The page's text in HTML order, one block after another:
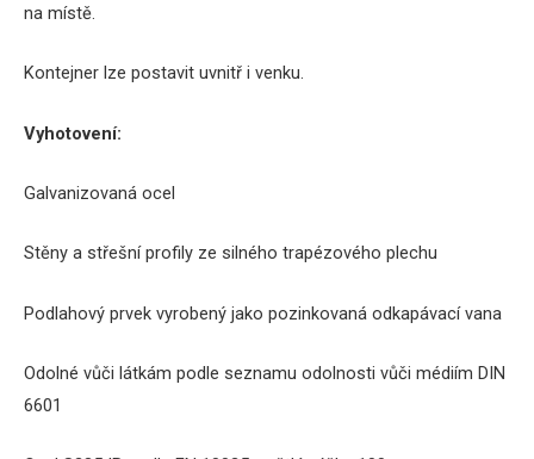
na místě.
Kontejner lze postavit uvnitř i venku.
Vyhotovení:
Galvanizovaná ocel
Stěny a střešní profily ze silného trapézového plechu
Podlahový prvek vyrobený jako pozinkovaná odkapávací vana
Odolné vůči látkám podle seznamu odolnosti vůči médiím DIN
6601